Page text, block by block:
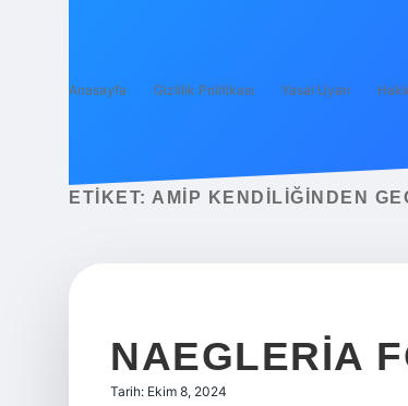
Anasayfa Gizlilik Politikası Yasal Uyarı
ETIKET: AMIP KENDILIĞINDEN
NAEGLERIA
Tarih: Ekim 8, 2024